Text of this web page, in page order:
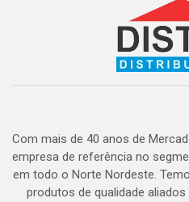
Com mais de 40 anos de
empresa de referência no
em todo o Norte Nordeste.
produtos de qualidade